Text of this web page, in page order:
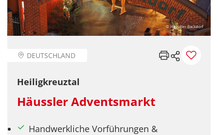
© Häussler Backdorf
DEUTSCHLAND
Heiligkreuztal
Häussler Adventsmarkt
Handwerkliche Vorführungen &